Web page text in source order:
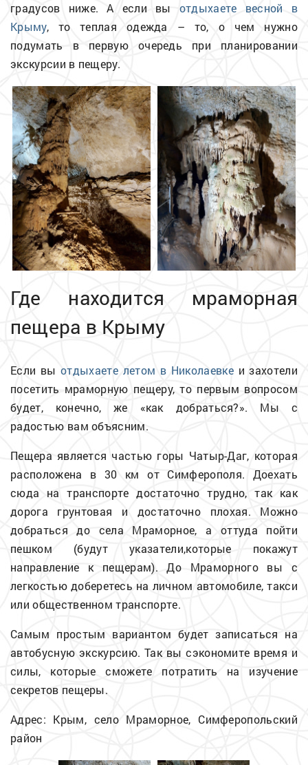
градусов ниже. А если вы отдыхаете весной в
Крыму, то теплая одежда – то, о чем нужно
подумать в первую очередь при планировании
экскурсии в пещеру.
Где находится мраморная
пещера в Крыму
Если выотдыхаете летом в Николаевкеи захотели
посетить мраморную пещеру, то первым вопросом
будет, конечно, же «как добраться?». Мы с
радостью вам объясним.
Пещера является частью горы Чатыр-Даг, которая
расположена в 30 км от Симферополя. Доехать
сюда на транспорте достаточно трудно, так как
дорога грунтовая и достаточно плохая. Можно
добраться до села Мраморное, а оттуда пойти
пешком (будут указатели,которые покажут
направление к пещерам). До Мраморного вы с
легкостью доберетесь на личном автомобиле, такси
или общественном транспорте.
Самым простым вариантом будет записаться на
автобусную экскурсию. Так вы сэкономите время и
силы, которые сможете потратить на изучение
секретов пещеры.
Адрес: Крым, село Мраморное, Симферопольский
район